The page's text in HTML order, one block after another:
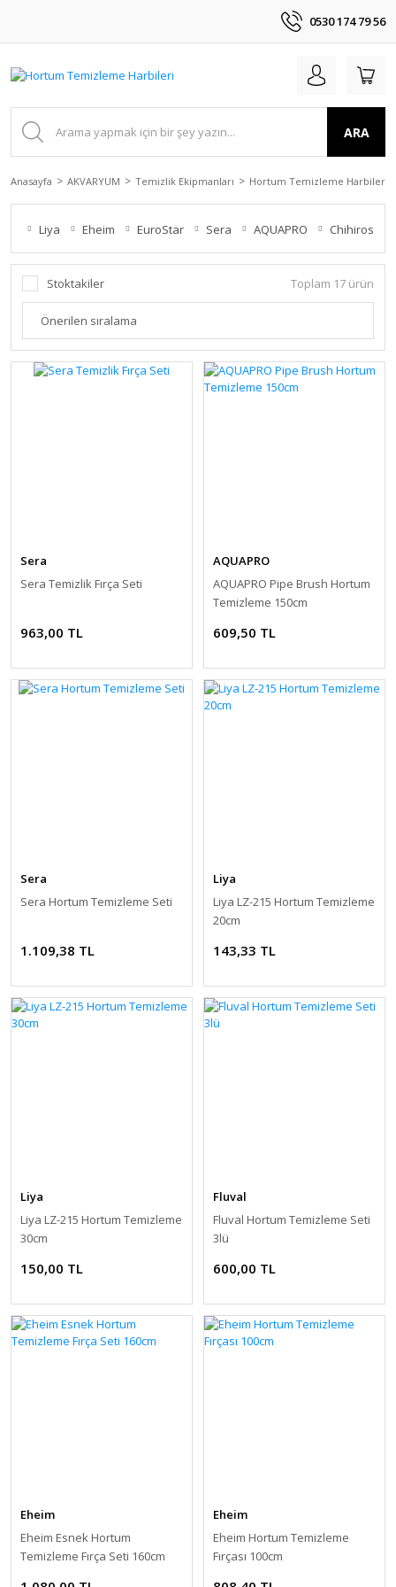
0530 174 79 56
ARA
Anasayfa AKVARYUM Temizlik Ekipmanları Hortum Temizleme Harbileri
Liya Eheim EuroStar Sera AQUAPRO Chihiros
Stoktakiler Toplam 17 ürün
Sera
Sera Temizlik Fırça Seti
963,00 TL
AQUAPRO
AQUAPRO Pipe Brush Hortum
Temizleme 150cm
609,50 TL
Sera
Sera Hortum Temizleme Seti
1.109,38 TL
Liya
Liya LZ-215 Hortum Temizleme
20cm
143,33 TL
Liya
Liya LZ-215 Hortum Temizleme
30cm
150,00 TL
Fluval
Fluval Hortum Temizleme Seti
3lü
600,00 TL
Eheim
Eheim Esnek Hortum
Temizleme Fırça Seti 160cm
Eheim
Eheim Hortum Temizleme
Fırçası 100cm